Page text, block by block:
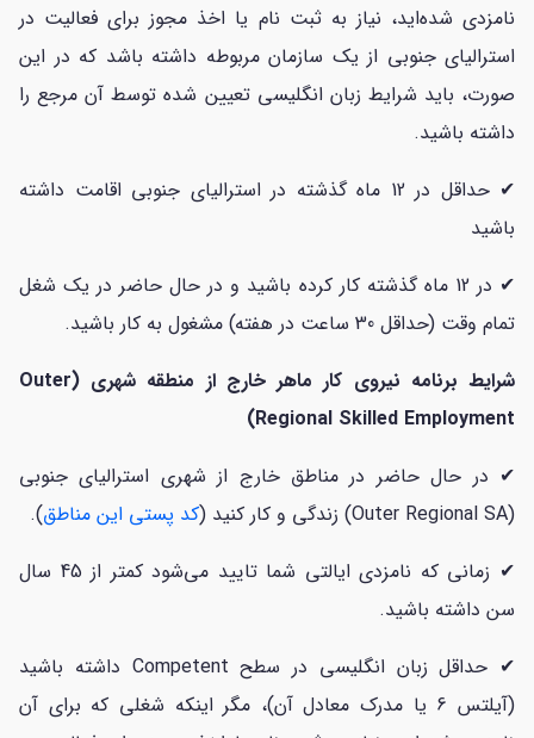
نامزدی شده‌اید، نیاز به ثبت نام یا اخذ مجوز برای فعالیت در
استرالیای جنوبی از یک سازمان مربوطه داشته باشد که در این
صورت، باید شرایط زبان انگلیسی تعیین شده توسط آن مرجع را
داشته باشید.
✔ حداقل در 12 ماه گذشته در استرالیای جنوبی اقامت داشته
باشید
✔ در 12 ماه گذشته کار کرده باشید و در حال حاضر در یک شغل
تمام وقت (حداقل 30 ساعت در هفته) مشغول به کار باشید.
شرایط برنامه نیروی کار ماهر خارج از منطقه شهری (Outer
Regional Skilled Employment)
✔ در حال حاضر در مناطق خارج از شهری استرالیای جنوبی
(Outer Regional SA) زندگی و کار کنید (
کد پستی این مناطق).
✔ زمانی که نامزدی ایالتی شما تایید می‌شود کمتر از 45 سال
سن داشته باشید.
✔ حداقل زبان انگلیسی در سطح Competent داشته باشید
(آیلتس 6 یا مدرک معادل آن)، مگر اینکه شغلی که برای آن